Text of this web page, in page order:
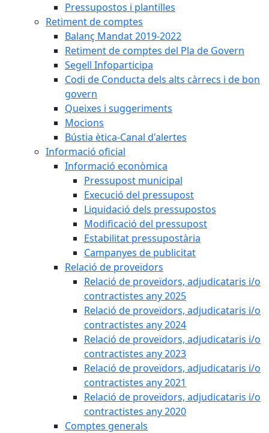
Pressupostos i plantilles
Retiment de comptes
Balanç Mandat 2019-2022
Retiment de comptes del Pla de Govern
Segell Infoparticipa
Codi de Conducta dels alts càrrecs i de bon
govern
Queixes i suggeriments
Mocions
Bústia ètica-Canal d'alertes
Informació oficial
Informació econòmica
Pressupost municipal
Execució del pressupost
Liquidació dels pressupostos
Modificació del pressupost
Estabilitat pressupostària
Campanyes de publicitat
Relació de proveïdors
Relació de proveïdors, adjudicataris i/o
contractistes any 2025
Relació de proveïdors, adjudicataris i/o
contractistes any 2024
Relació de proveïdors, adjudicataris i/o
contractistes any 2023
Relació de proveïdors, adjudicataris i/o
contractistes any 2021
Relació de proveïdors, adjudicataris i/o
contractistes any 2020
Comptes generals